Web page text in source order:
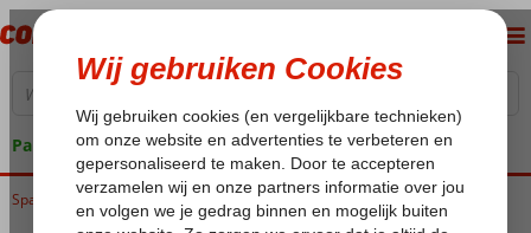
Pakketgarantie
Home
Spanje Balearen Mallorca Puig d'en Ros Best Delta Hotel